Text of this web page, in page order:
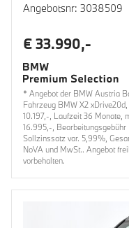
Angebotsnr: 3038509
€ 33.990,-
* Angebot der BMW Austria
Fahrzeug BMW X2
10.197,-, Laufzeit 36 Monate,
16.995,-,
Sollzinssatz var. 5,99%,
NoVA und MwSt.. Angebot
vorbehalten.